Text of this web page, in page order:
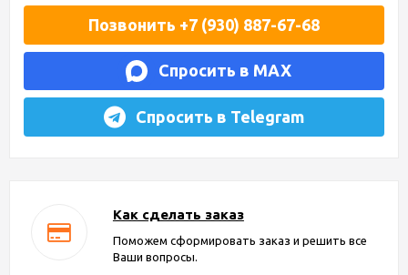
Позвонить +7 (930) 887-67-68
Спросить в MAX
Спросить в Telegram
Как сделать заказ
Поможем сформировать заказ и решить все
Ваши вопросы.